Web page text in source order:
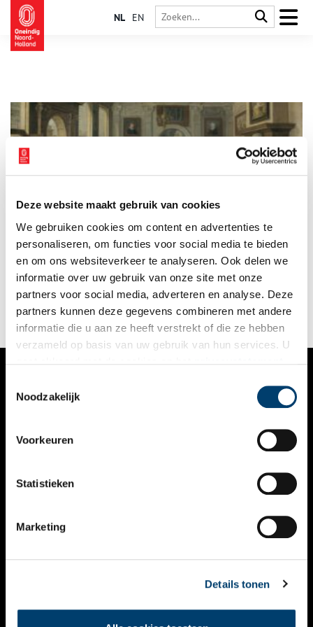
Deze website maakt gebruik van cookies
We gebruiken cookies om content en advertenties te
personaliseren, om functies voor social media te bieden
en om ons websiteverkeer te analyseren. Ook delen we
informatie over uw gebruik van onze site met onze
partners voor social media, adverteren en analyse. Deze
partners kunnen deze gegevens combineren met andere
informatie die u aan ze heeft verstrekt of die ze hebben
verzameld op basis van uw gebruik van hun services. U
Noodzakelijk
Voorkeuren
Statistieken
Marketing
Details tonen
NL EN
Bijna niemand kent nog de klopjes van Haarlem. De zestiende-
eeuwse kloppengemeenschap en hun schuilkerk Sint-
Bernardus bestaat al lang niet meer. Toch waren deze
ongehuwde katholieke vrouwen in heel Nederland bekend
vanwege hun prachtige borduurwerk op kerkelijke gewaden
en ander kerkelijk textiel. Stille getuigen van de vele
geduldige handen, die bidden door te borduren.
VERHALEN
KALENDER
THEMA’S
VIDEO’S
CONTACT